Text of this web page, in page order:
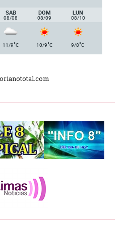
de Adeudos
de la Intendencia.
– bloque 01
– bloque 02
SAB
08/08
DOM
08/09
LUN
08/10
11/9°C 10/9°C 9/8°C